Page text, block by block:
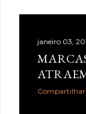
janeiro 03,
Compartilhar